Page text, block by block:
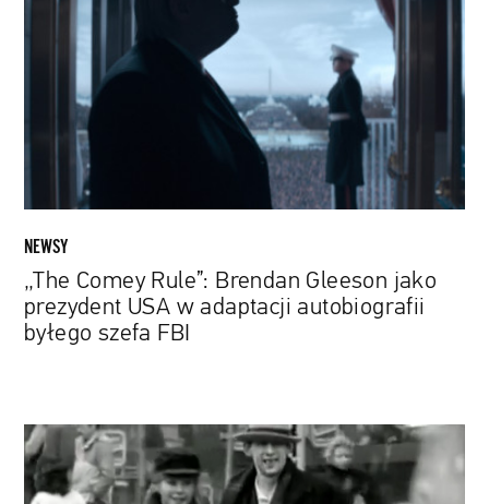
autobiografii
byłego
FBI
NEWSY
„The Comey Rule”: Brendan Gleeson jako
prezydent USA w adaptacji autobiografii
byłego szefa FBI
Irlandzki
buntownik,
poeta